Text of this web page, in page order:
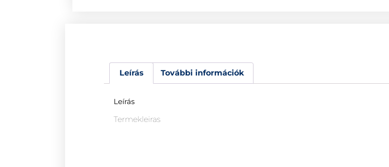
Leírás További információk
Leírás
Termekleiras